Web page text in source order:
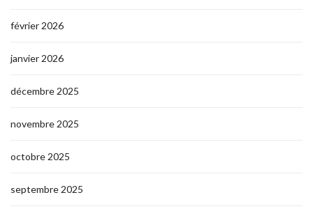
février 2026
janvier 2026
décembre 2025
novembre 2025
octobre 2025
septembre 2025